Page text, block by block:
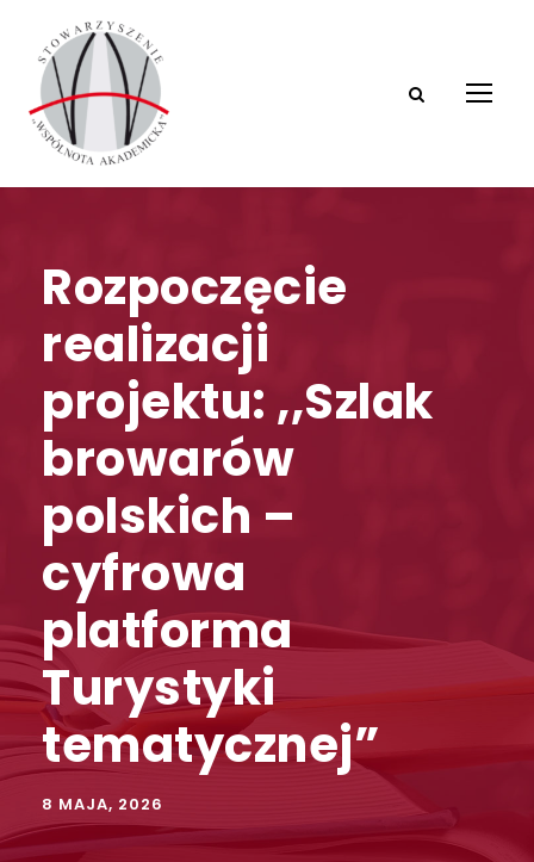
Rozpoczęcie
realizacji
projektu: ,,Szlak
browarów
polskich –
cyfrowa
platforma
Turystyki
tematycznej”
8 MAJA, 2026